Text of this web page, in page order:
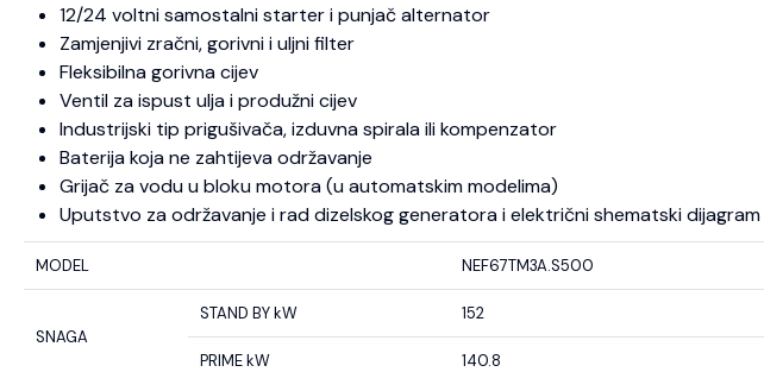
12/24 voltni samostalni starter i punjač alternator
Zamjenjivi zračni, gorivni i uljni filter
Fleksibilna gorivna cijev
Ventil za ispust ulja i produžni cijev
Industrijski tip prigušivača, izduvna spirala ili kompenzator
Baterija koja ne zahtijeva održavanje
Grijač za vodu u bloku motora (u automatskim modelima)
Uputstvo za održavanje i rad dizelskog generatora i električni shematski dijagram
MODEL NEF67TM3A.S500
SNAGA
STAND BY kW 152
PRIME kW 140.8